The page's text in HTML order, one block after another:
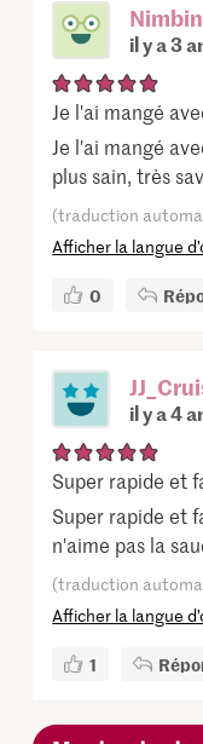
Nimbin
il y a 3
Je l'ai mangé
Je l'ai mangé
plus sain, très
(traduction
Afficher la langue
0
il y a 4
Super rapide et
Super rapide et
n'aime pas la
(traduction
Afficher la langue
1